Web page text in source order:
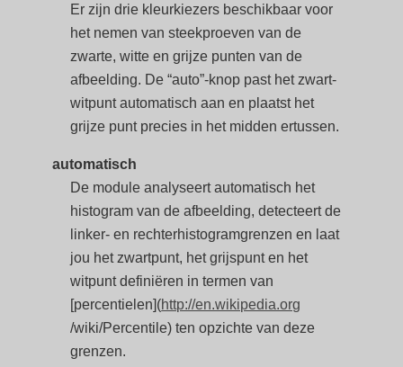
Er zijn drie kleurkiezers beschikbaar voor
het nemen van steekproeven van de
zwarte, witte en grijze punten van de
afbeelding. De “auto”-knop past het zwart-
witpunt automatisch aan en plaatst het
grijze punt precies in het midden ertussen.
automatisch
De module analyseert automatisch het
histogram van de afbeelding, detecteert de
linker- en rechterhistogramgrenzen en laat
jou het zwartpunt, het grijspunt en het
witpunt definiëren in termen van
[percentielen](http://en.wikipedia.org
/wiki/Percentile) ten opzichte van deze
grenzen.